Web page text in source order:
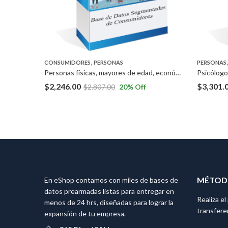
NSE MEDIO Y ALTO,PERSONAS
CONSUMIDORES, PERSONAS
Personas físicas, mayores de edad, económicamente activas, que tengan crédito con micro financieras a Nivel Nacional.
$2,246.00 $2,807.00 20% Off
PERSONAS
$
En eShop contamos con miles de bases de
datos prearmadas listas para entregar en
menos de 24 hrs, diseñadas para lograr la
expansión de tu empresa.
Realiza